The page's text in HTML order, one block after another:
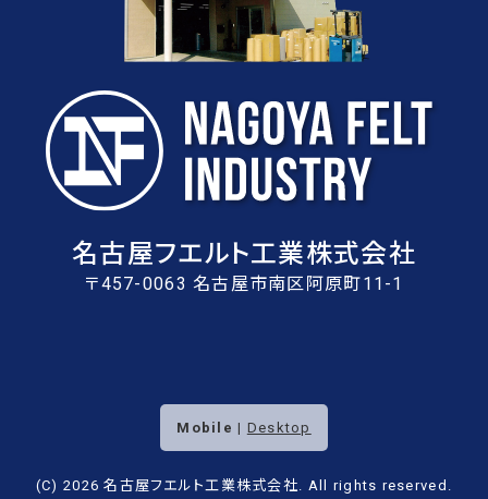
名古屋フエルト工業株式会社
〒457-0063 名古屋市南区阿原町11-1
Mobile | Desktop
(C) 2026名古屋フエルト工業株式会社. All rights reserved.